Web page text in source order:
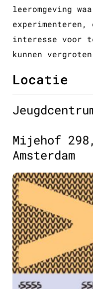
leeromgeving
experimenteren,
interesse voor
kunnen
Locatie
Mijehof
Amsterdam